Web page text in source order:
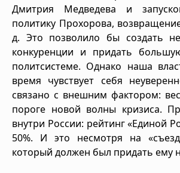
Дмитрия Медведева и
политику Прохорова,
д. Это позволило бы создать
конкуренции и придать
политсистеме. Однако наша
время чувствует себя
связано с внешним фактором:
пороге новой волны кризиса.
внутри России: рейтинг «Единой
50%. И это несмотря на «съезд
который должен был придать ему